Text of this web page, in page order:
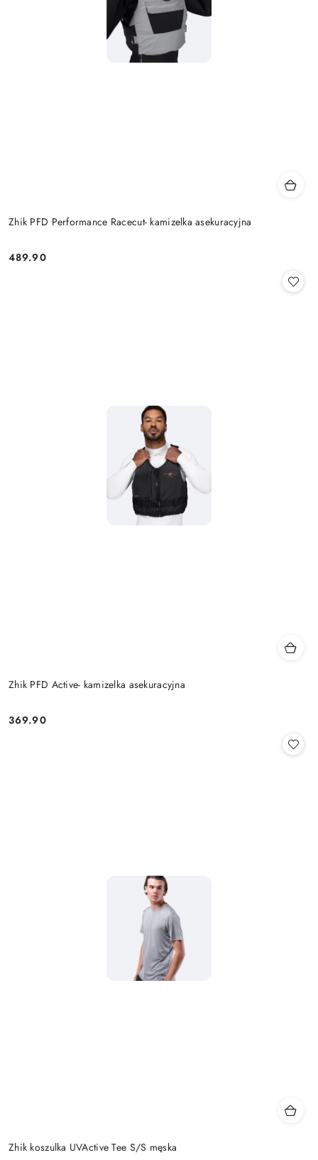
Zhik PFD Performance Racecut- kamizelka asekuracyjna
Cena:
489.90
Zhik PFD Active- kamizelka asekuracyjna
Cena:
369.90
Zhik koszulka UVActive Tee S/S męska